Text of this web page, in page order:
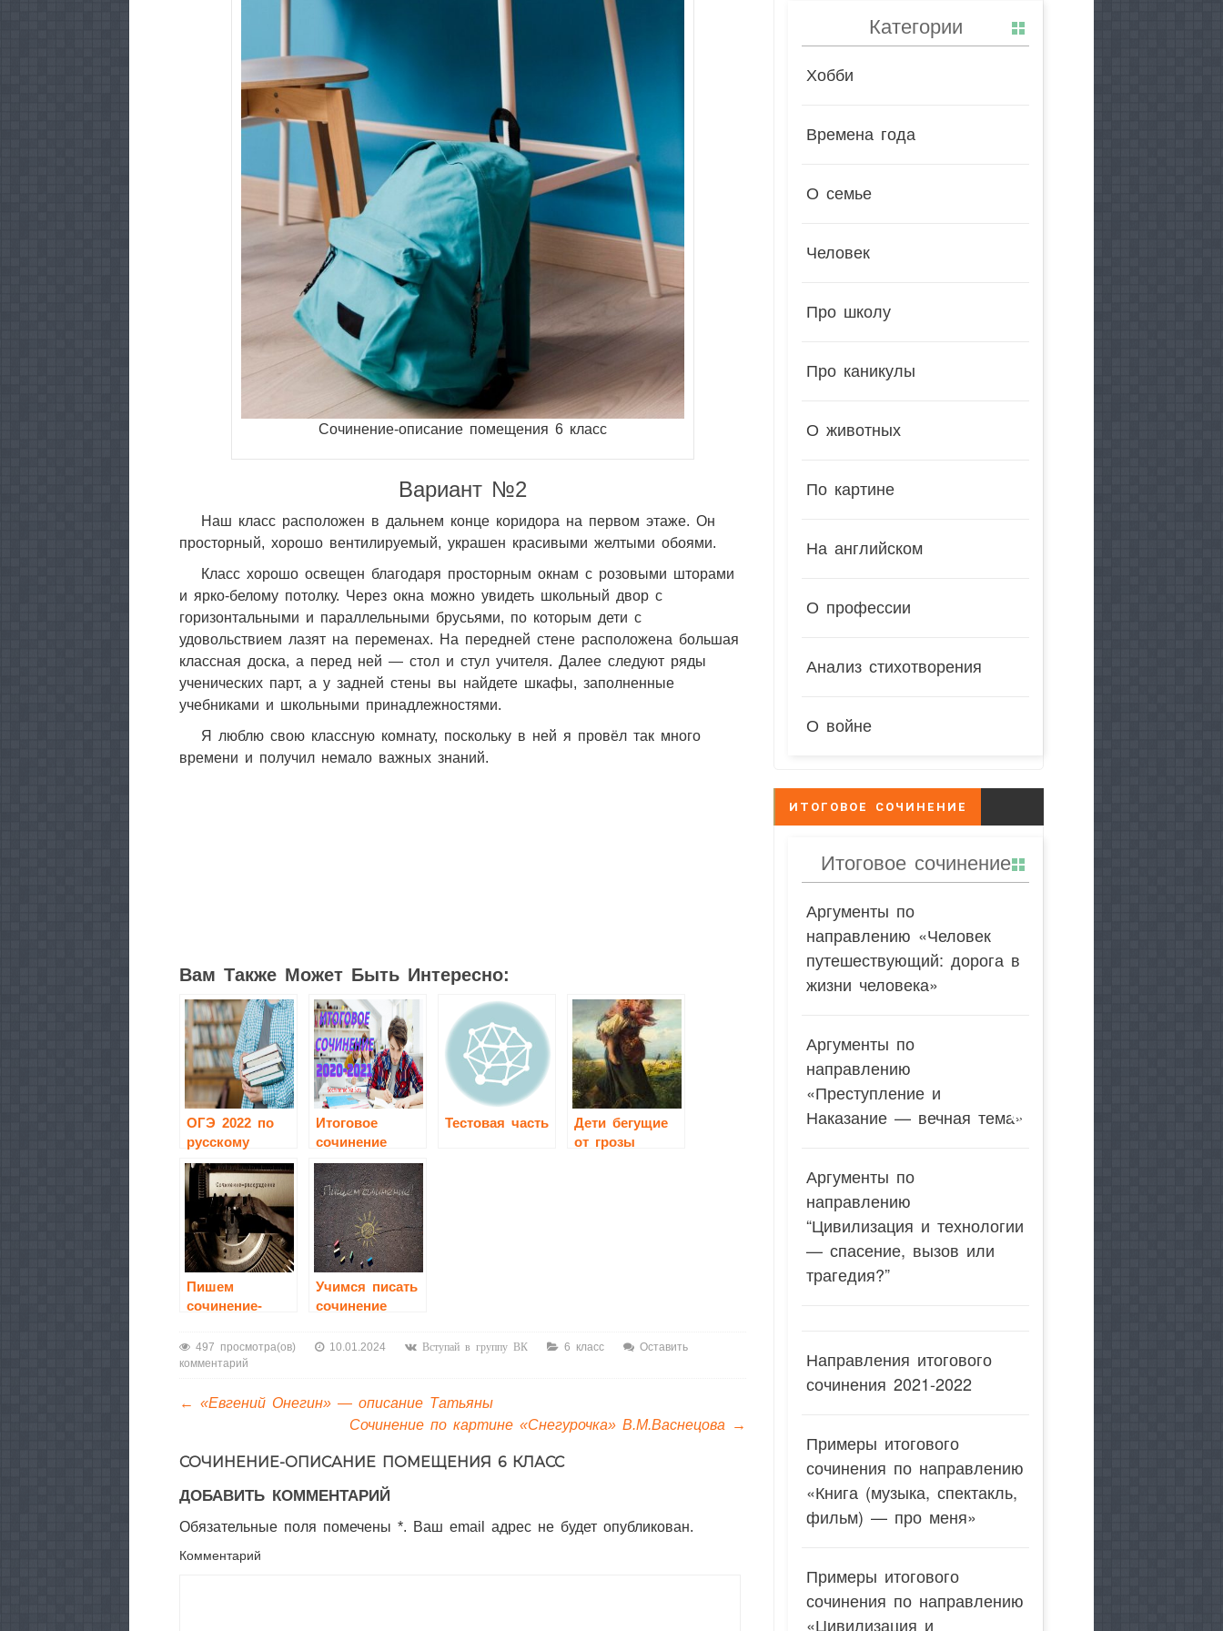
Сочинение-описание помещения 6 класс
Вариант №2
Наш класс расположен в дальнем конце коридора на первом этаже. Он
просторный, хорошо вентилируемый, украшен красивыми желтыми обоями.
Класс хорошо освещен благодаря просторным окнам с розовыми шторами
и ярко-белому потолку. Через окна можно увидеть школьный двор с
горизонтальными и параллельными брусьями, по которым дети с
удовольствием лазят на переменах. На передней стене расположена большая
классная доска, а перед ней — стол и стул учителя. Далее следуют ряды
ученических парт, а у задней стены вы найдете шкафы, заполненные
учебниками и школьными принадлежностями.
Я люблю свою классную комнату, поскольку в ней я провёл так много
времени и получил немало важных знаний.
Вам Также Может Быть Интересно:
ОГЭ 2022 по
русскому
языку
Итоговое
сочинение
2020-2021
Тестовая часть
Дети бегущие
от грозы
Пишем
сочинение-
Учимся писать
сочинение
497 просмотра(ов) 10.01.2024 Вступай в группу ВК 6 класс
Оставить
комментарий
← «Евгений Онегин» — описание Татьяны
Сочинение по картине «Снегурочка» В.М.Васнецова
→
СОЧИНЕНИЕ-ОПИСАНИЕ ПОМЕЩЕНИЯ 6 КЛАСС
ДОБАВИТЬ КОММЕНТАРИЙ
Обязательные поля помечены *. Ваш email адрес не будет опубликован.
Комментарий
Категории
Хобби
Времена года
О семье
Человек
Про школу
Про каникулы
О животных
По картине
На английском
О профессии
Анализ стихотворения
О войне
ИТОГОВОЕ СОЧИНЕНИЕ
Итоговое сочинение
Аргументы по
направлению «Человек
путешествующий: дорога в
жизни человека»
Аргументы по
направлению
«Преступление и
Наказание — вечная тема»
Аргументы по
направлению
“Цивилизация и технологии
— спасение, вызов или
трагедия?”
Направления итогового
сочинения 2021-2022
Примеры итогового
сочинения по направлению
«Книга (музыка, спектакль,
фильм) — про меня»
Примеры итогового
сочинения по направлению
«Цивилизация и